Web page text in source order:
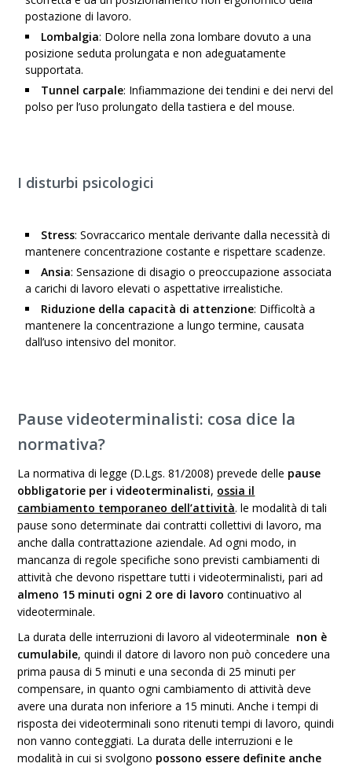
postazione di lavoro.
Lombalgia: Dolore nella zona lombare dovuto a una
posizione seduta prolungata e non adeguatamente
supportata.
Tunnel carpale: Infiammazione dei tendini e dei nervi del
polso per l’uso prolungato della tastiera e del mouse.
I disturbi psicologici
Stress: Sovraccarico mentale derivante dalla necessità di
mantenere concentrazione costante e rispettare scadenze.
Ansia: Sensazione di disagio o preoccupazione associata
a carichi di lavoro elevati o aspettative irrealistiche.
Riduzione della capacità di attenzione: Difficoltà a
mantenere la concentrazione a lungo termine, causata
dall’uso intensivo del monitor.
Pause videoterminalisti: cosa dice la
normativa?
La normativa di legge (D.Lgs. 81/2008) prevede delle pause
obbligatorie per i videoterminalisti, ossia il
cambiamento temporaneo dell’attività. le modalità di tali
pause sono determinate dai contratti collettivi di lavoro, ma
anche dalla contrattazione aziendale. Ad ogni modo, in
mancanza di regole specifiche sono previsti cambiamenti di
attività che devono rispettare tutti i videoterminalisti, pari ad
almeno 15 minuti ogni 2 ore di lavoro continuativo al
videoterminale.
La durata delle interruzioni di lavoro al videoterminale non è
cumulabile, quindi il datore di lavoro non può concedere una
prima pausa di 5 minuti e una seconda di 25 minuti per
compensare, in quanto ogni cambiamento di attività deve
avere una durata non inferiore a 15 minuti. Anche i tempi di
risposta dei videoterminali sono ritenuti tempi di lavoro, quindi
non vanno conteggiati. La durata delle interruzioni e le
modalità in cui si svolgono possono essere definite anche